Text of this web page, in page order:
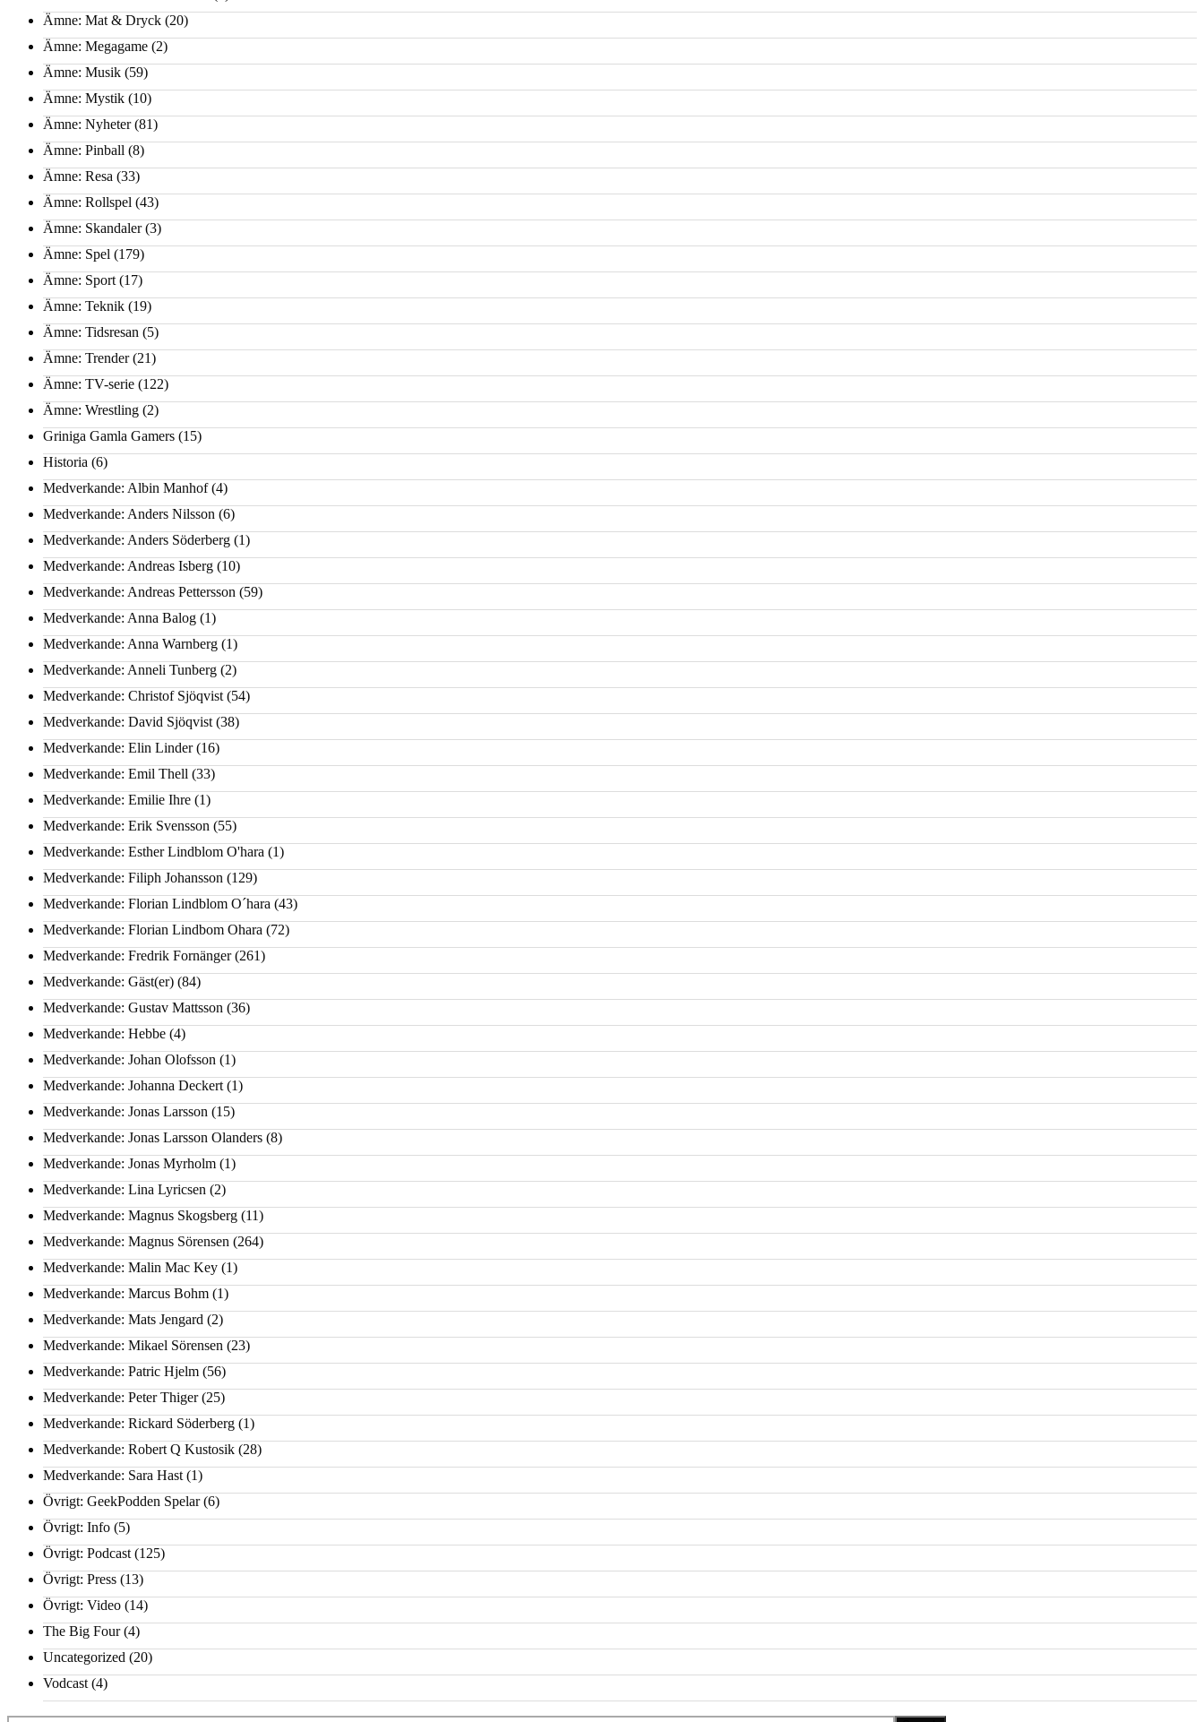
Ämne: Mat & Dryck (20)
Ämne: Megagame (2)
Ämne: Musik (59)
Ämne: Mystik (10)
Ämne: Nyheter(81)
Ämne: Pinball (8)
Ämne: Resa (33)
Ämne: Rollspel (43)
Ämne: Skandaler(3)
Ämne: Spel (179)
Ämne: Sport (17)
Ämne: Teknik (19)
Ämne: Tidsresan (5)
Ämne: Trender(21)
Ämne: TV-serie (122)
Ämne: Wrestling (2)
Griniga Gamla Gamers (15)
Historia (6)
Medverkande: Albin Manhof(4)
Medverkande: Anders Nilsson (6)
Medverkande: Anders Söderberg (1)
Medverkande: Andreas Isberg (10)
Medverkande: Andreas Pettersson (59)
Medverkande: Anna Balog (1)
Medverkande: Anna Warnberg (1)
Medverkande: Anneli Tunberg (2)
Medverkande: Christof Sjöqvist (54)
Medverkande: David Sjöqvist (38)
Medverkande: Elin Linder(16)
Medverkande: Emil Thell (33)
Medverkande: Emilie Ihre (1)
Medverkande: Erik Svensson (55)
Medverkande: Esther Lindblom O'hara (1)
Medverkande: Filiph Johansson (129)
Medverkande: Florian Lindblom O´hara (43)
Medverkande: Florian Lindbom Ohara (72)
Medverkande: Fredrik Fornänger(261)
Medverkande: Gäst(er) (84)
Medverkande: Gustav Mattsson (36)
Medverkande: Hebbe (4)
Medverkande: Johan Olofsson (1)
Medverkande: Johanna Deckert (1)
Medverkande: Jonas Larsson (15)
Medverkande: Jonas Larsson Olanders (8)
Medverkande: Jonas Myrholm (1)
Medverkande: Lina Lyricsen (2)
Medverkande: Magnus Skogsberg (11)
Medverkande: Magnus Sörensen (264)
Medverkande: Malin Mac Key (1)
Medverkande: Marcus Bohm (1)
Medverkande: Mats Jengard (2)
Medverkande: Mikael Sörensen (23)
Medverkande: Patric Hjelm (56)
Medverkande: Peter Thiger(25)
Medverkande: Rickard Söderberg (1)
Medverkande: Robert Q Kustosik (28)
Medverkande: Sara Hast (1)
Övrigt: GeekPodden Spelar(6)
Övrigt: Info (5)
Övrigt: Podcast (125)
Övrigt: Press (13)
Övrigt: Video (14)
The Big Four(4)
Uncategorized (20)
Vodcast (4)